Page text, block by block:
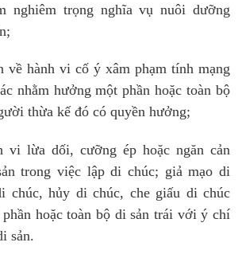
nghiêm trọng nghĩa vụ nuôi dưỡng
về hành vi cố ý xâm phạm tính mạng
nhằm hưởng một phần hoặc toàn bộ
thừa kế đó có quyền hưởng;
vi lừa dối, cưỡng ép hoặc ngăn cản
trong việc lập di chúc; giả mạo di
chúc, hủy di chúc, che giấu di chúc
hoặc toàn bộ di sản trái với ý chí
sản.